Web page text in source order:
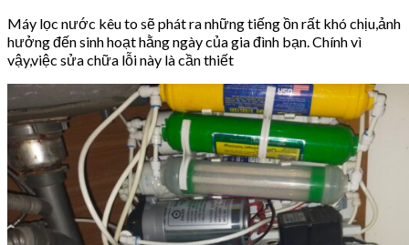
Máy lọc nước kêu to sẽ phát ra những tiếng ồn rất khó chịu,ảnh
hưởng đến sinh hoạt hằng ngày của gia đình bạn. Chính vì
vậy,việc sửa chữa lỗi này là cần thiết